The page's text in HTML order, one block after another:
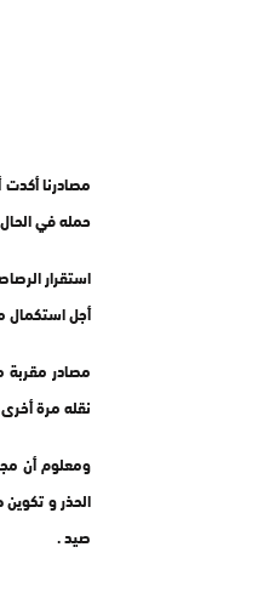
مصادرنا
حمله في
استقرار
أجل استكمال
نقله مرة أخرى
ومعلوم أن
الحذر و
صيد .